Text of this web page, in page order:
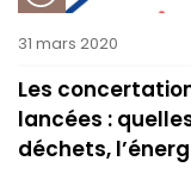
31 mars 2020
Les
lancées :
déchets,